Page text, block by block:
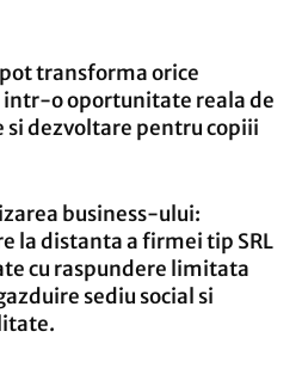
transforma orice
intr-o oportunitate reala de
si dezvoltare pentru copiii
business-ului:
la distanta a firmei tip SRL
cu raspundere limitata
sediu social si